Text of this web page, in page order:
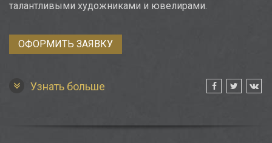
талантливыми художниками и ювелирами.
ОФОРМИТЬ ЗАЯВКУ
Узнать больше